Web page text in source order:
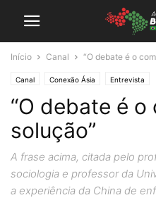
Início Canal “O debate é o
Canal Conexão Ásia Entrevista
“O debate é
solução”
A frase acima, citada pelo
sociologia e professor da
a experiência da China de